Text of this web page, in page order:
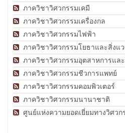
ภาควิชาวิศวกรรมเคมี
ภาควิชาวิศวกรรมเครื่องกล
ภาควิชาวิศวกรรมไฟฟ้า
ภาควิชาวิศวกรรมโยธาและสิ่งแ
ภาควิชาวิศวกรรมอุตสาหการแล
ภาควิชาวิศวกรรมชีวการแพทย์
ภาควิชาวิศวกรรมคอมพิวเตอร์
ภาควิชาวิศวกรรมนานาชาติ
ศูนย์แห่งความยอดเยี่ยมทางวิศวก